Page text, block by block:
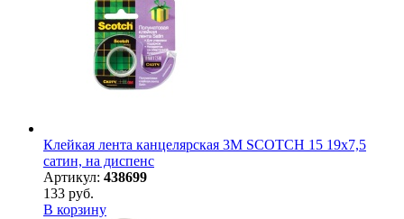
Клейкая лента канцелярская 3M SCOTCH 15 19х7,5
сатин, на диспенс
Артикул: 438699
133 руб.
В корзину